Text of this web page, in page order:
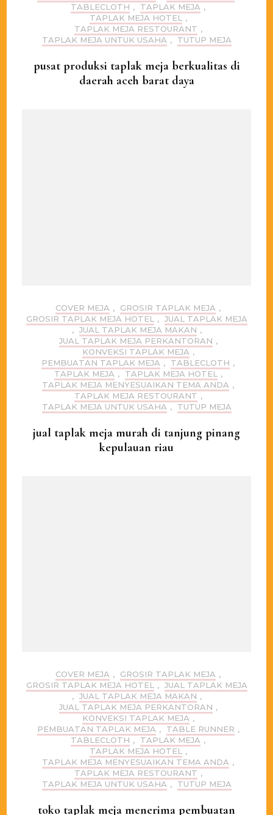
TABLECLOTH , TAPLAK MEJA ,
TAPLAK MEJA HOTEL ,
TAPLAK MEJA RESTOURANT ,
TAPLAK MEJA UNTUK USAHA , TUTUP MEJA
pusat produksi taplak meja berkualitas di
daerah aceh barat daya
COVER MEJA , GROSIR TAPLAK MEJA ,
GROSIR TAPLAK MEJA HOTEL
, JUAL TAPLAK MEJA
, JUAL TAPLAK MEJA MAKAN ,
JUAL TAPLAK MEJA PERKANTORAN ,
KONVEKSI TAPLAK MEJA ,
PEMBUATAN TAPLAK MEJA , TABLECLOTH ,
TAPLAK MEJA , TAPLAK MEJA HOTEL
,
TAPLAK MEJA MENYESUAIKAN TEMA ANDA ,
TAPLAK MEJA RESTOURANT ,
TAPLAK MEJA UNTUK USAHA , TUTUP MEJA
jual taplak meja murah di tanjung pinang
kepulauan riau
COVER MEJA , GROSIR TAPLAK MEJA ,
GROSIR TAPLAK MEJA HOTEL
, JUAL TAPLAK MEJA
, JUAL TAPLAK MEJA MAKAN ,
JUAL TAPLAK MEJA PERKANTORAN ,
KONVEKSI TAPLAK MEJA ,
PEMBUATAN TAPLAK MEJA , TABLE RUNNER ,
TABLECLOTH , TAPLAK MEJA ,
TAPLAK MEJA HOTEL
,
TAPLAK MEJA MENYESUAIKAN TEMA ANDA ,
TAPLAK MEJA RESTOURANT ,
TAPLAK MEJA UNTUK USAHA , TUTUP MEJA
toko taplak meja menerima pembuatan